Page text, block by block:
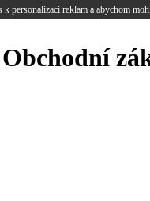
k personalizaci reklam a abychom